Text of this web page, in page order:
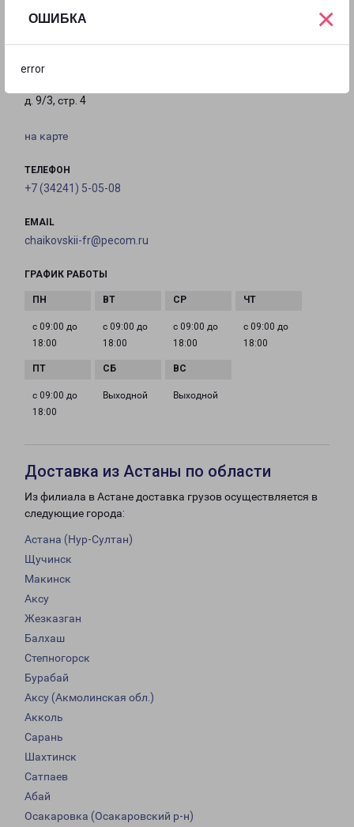
ОШИБКА
error
×
д. 9/3, стр. 4
на карте
ТЕЛЕФОН
+7 (34241) 5-05-08
EMAIL
chaikovskii-fr@pecom.ru
ГРАФИК РАБОТЫ
с 09:00 до
18:00
с 09:00 до
18:00
с 09:00 до
18:00
с 09:00 до
18:00
с 09:00 до
18:00
Выходной Выходной
Доставка из Астаны по области
Из филиала в Астане доставка грузов осуществляется в
следующие города:
Астана (Нур-Султан)
Щучинск
Макинск
Аксу
Жезказган
Балхаш
Степногорск
Бурабай
Аксу (Акмолинская обл.)
Акколь
Сарань
Шахтинск
Сатпаев
Абай
Осакаровка (Осакаровский р-н)